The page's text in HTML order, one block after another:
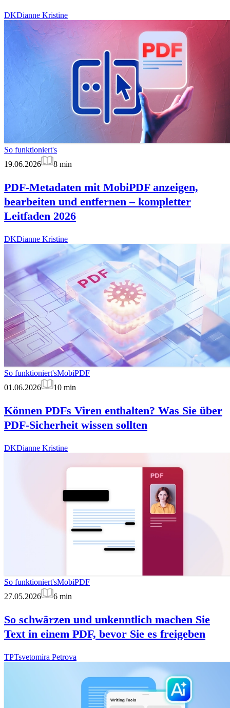
DKDianne Kristine
So funktioniert's
19.06.2026
8 min
PDF-Metadaten mit MobiPDF anzeigen,
bearbeiten und entfernen – kompletter
Leitfaden 2026
DKDianne Kristine
So funktioniert'sMobiPDF
01.06.2026
10 min
Können PDFs Viren enthalten? Was Sie über
PDF-Sicherheit wissen sollten
DKDianne Kristine
So funktioniert'sMobiPDF
27.05.2026
6 min
So schwärzen und unkenntlich machen Sie
Text in einem PDF, bevor Sie es freigeben
TPTsvetomira Petrova